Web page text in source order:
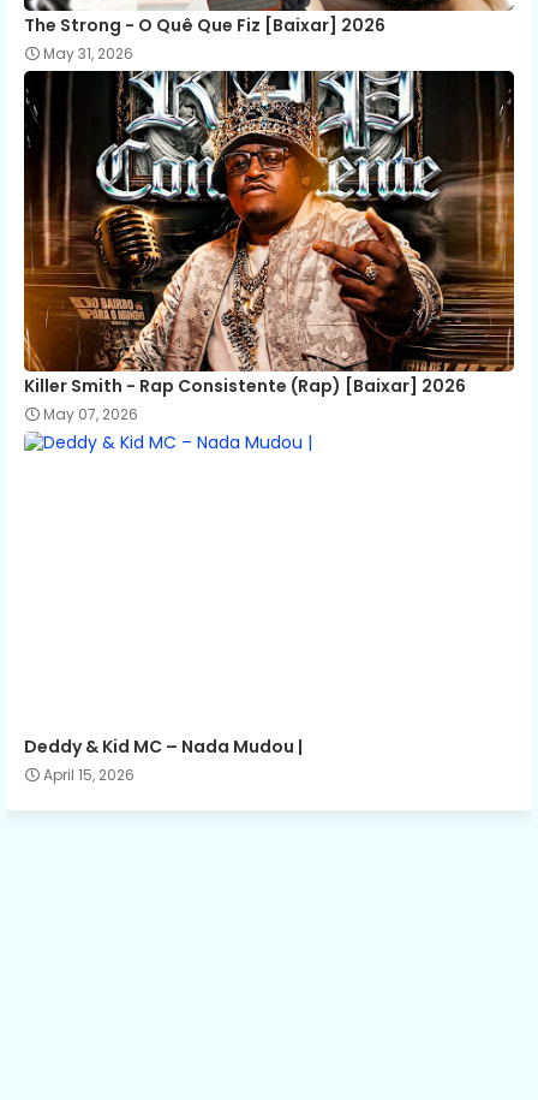
The Strong - O Quê Que Fiz [Baixar] 2026
May 31, 2026
Killer Smith - Rap Consistente (Rap) [Baixar] 2026
May 07, 2026
Deddy & Kid MC – Nada Mudou |
April 15, 2026